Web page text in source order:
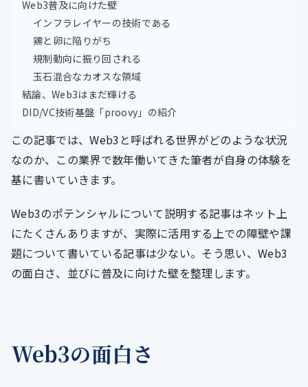
Web3普及に向けた壁
インフラレイヤーの技術である
鶏と卵に陥りがち
規制動向に振り回される
玉石混合なカオスな領域
結論、Web3はまだ輝ける
DID/VC技術基盤「proovy」の紹介
この記事では、Web3と呼ばれる世界がどのような状況
なのか、この業界で数年働いてきた筆者が自身の体験を
基に書いていきます。
Web3のポテンシャルについて説明する記事はネット上
にたくさんありますが、実際に活用する上での障壁や課
題について書いている記事は少ない。そう思い、Web3
の面白さ、並びに普及に向けた壁を整理します。
Web3の面白さ